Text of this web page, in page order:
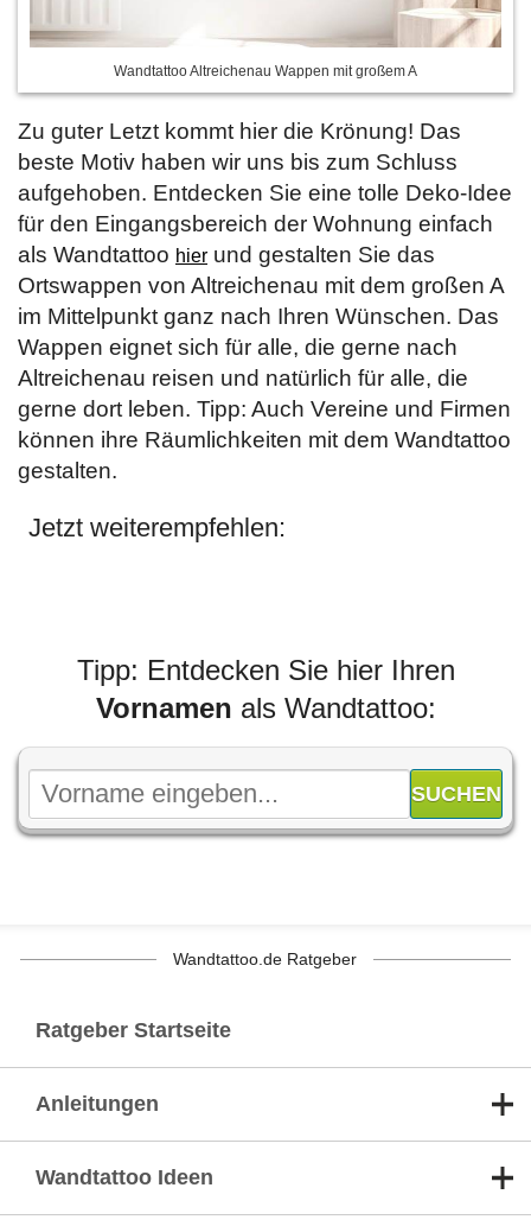
Wandtattoo Altreichenau Wappen mit großem A
Zu guter Letzt kommt hier die Krönung! Das
beste Motiv haben wir uns bis zum Schluss
aufgehoben. Entdecken Sie eine tolle Deko-Idee
für den Eingangsbereich der Wohnung einfach
als Wandtattoo hier und gestalten Sie das
Ortswappen von Altreichenau mit dem großen A
im Mittelpunkt ganz nach Ihren Wünschen. Das
Wappen eignet sich für alle, die gerne nach
Altreichenau reisen und natürlich für alle, die
gerne dort leben. Tipp: Auch Vereine und Firmen
können ihre Räumlichkeiten mit dem Wandtattoo
gestalten.
Jetzt weiterempfehlen:
Tipp: Entdecken Sie hier Ihren
Vornamen als Wandtattoo:
Wandtattoo.de Ratgeber
Ratgeber Startseite
Anleitungen
Wandtattoo Ideen